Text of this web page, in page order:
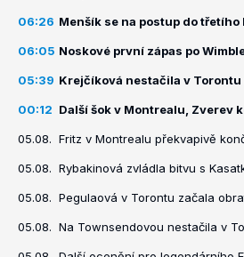
06:26 Menšík se na postup do třetího
06:05 Noskové první zápas po
05:39 Krejčíková nestačila v Torontu
00:12 Další šok v Montrealu, Zverev
05.08. Fritz v Montrealu překvapivě
05.08. Rybakinová zvládla bitvu s
05.08. Pegulaová v Torontu začala
05.08. Na Townsendovou nestačila v